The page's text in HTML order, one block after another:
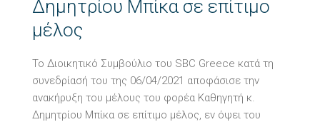
Δημητρίου Μπίκα σε επίτιμο
μέλος
Το Διοικητικό Συμβούλιο του SBC Greece κατά τη
συνεδρίασή του της 06/04/2021 αποφάσισε την
ανακήρυξη του μέλους του φορέα Καθηγητή κ.
Δημητρίου Μπίκα σε επίτιμο μέλος, εν όψει του